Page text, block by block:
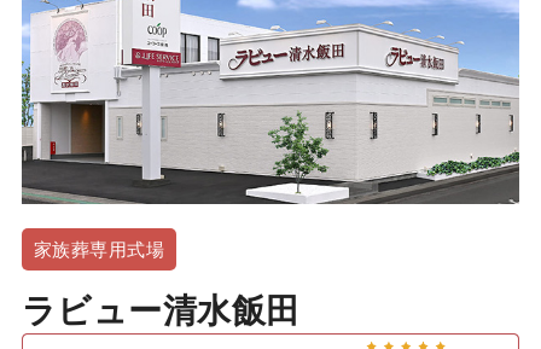
家族葬専用式場
ラビュー清水飯田